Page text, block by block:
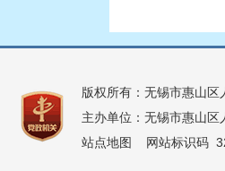
版权所有：无锡市惠山区
主办单位：无锡市惠山区
站点地图
网站标识码